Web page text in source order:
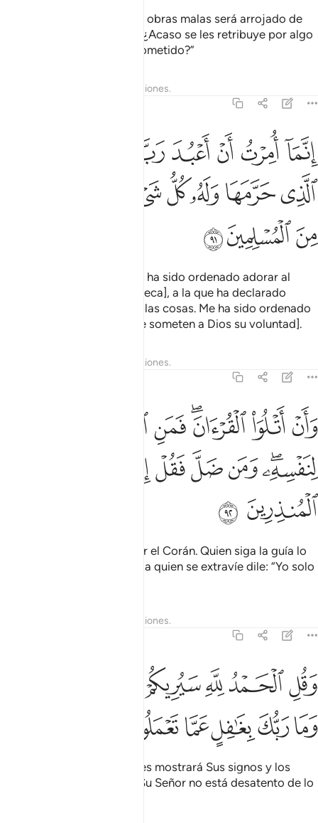
Pero quien se presente con obras malas será arrojado de
cara al Fuego. [Se le dirá:] “¿Acaso se les retribuye por algo
distinto de lo que habían cometido?”
Reflexiones.
انما امرت ان اعبد رب هاذه البلدة الذي حرمها وله كل شيء وامرت ان
إِنَّمَآ أُمِرْتُ أَنْ أَعْبُدَ رَبَّ هَـٰذِهِ ٱلْبَلْدَةِ ٱلَّذِى حَرَّمَهَا وَلَهُۥ
ﱛﱜ ﱝﱞﱟ
ﱢﱣﱤﱥﱦﱧ
ﱫﱬﱭ
[Diles, oh, Mujámmad:] “Me ha sido ordenado adorar al
Señor de esta ciudad [La Meca], a la que ha declarado
sagrada; el Señor de todas las cosas. Me ha sido ordenado
ser de los musulmanes [que someten a Dios su voluntad].
Reflexiones.
وان اتلو القران فمن اهتدى فانما يهتدي لنفسه ومن ضل فقل انما انا من
وَأَنْ أَتْلُوَا۟ ٱلْقُرْءَانَ ۖ فَمَنِ ٱهْتَدَىٰ فَإِنَّمَا يَهْتَدِى لِنَفْسِهِۦ
ﱮﱯﱰﱱﱲﱳ
ﱶﱷﱸﱹﱺﱻ
ﱾ ﱿ
[Se me ha ordenado] recitar el Corán. Quien siga la guía lo
hará en beneficio propio, y a quien se extravíe dile: “Yo solo
Reflexiones.
وقل الحمد لله سيريكم اياته فتعرفونها وما ربك بغافل عما تعملون ٩٣
وَقُلِ ٱلْحَمْدُ لِلَّهِ سَيُرِيكُمْ ءَايَـٰتِهِۦ فَتَعْرِفُونَهَا ۚ وَمَا رَبُّكَ بِغَـٰفِلٍ عَمَّا تَعْمَلُونَ ٩٣
ﲀﲁﲂﲃ
ﲇﲈﲉﲊﲋ
Di: “¡Alabado sea Dios! Él les mostrará Sus signos y los
reconocerán. [Sepan que] Su Señor no está desatento de lo